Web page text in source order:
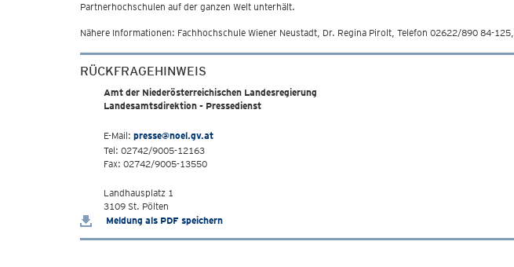
Partnerhochschulen auf der ganzen Welt unterhält.
Nähere Informationen: Fachhochschule Wiener Neustadt, Dr. Regina Pirolt, Telefon 02622/890 84-125,
RÜCKFRAGEHINWEIS
Amt der Niederösterreichischen Landesregierung
Landesamtsdirektion - Pressedienst
E-Mail: presse@noel.gv.at
Tel: 02742/9005-12163
Fax: 02742/9005-13550
Landhausplatz 1
3109 St. Pölten
Meldung als PDF speichern